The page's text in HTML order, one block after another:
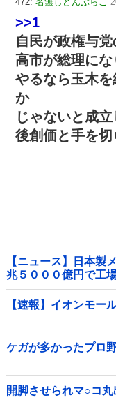
>>1
自民が政権与
高市が総理に
やるなら玉木
か
じゃないと成
後創価と手を
【ニュース】日本製
兆５０００億円で工
【速報】イオンモー
ケガが多かったプロ
開脚させられマ○コ